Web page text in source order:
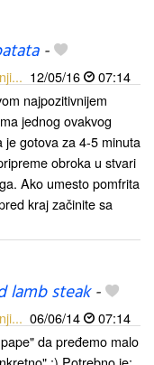
-
12/05/16
07:14
najpozitivnijem
jednog ovakvog
je gotova za 4-5 minuta
obroka u stvari
Ako umesto pomfrita
kraj začinite sa
lamb steak-
06/06/14
07:14
da pređemo malo